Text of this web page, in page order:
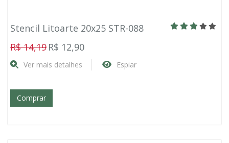
Stencil Litoarte 20x25 STR-088
R$ 14,19 R$ 12,90
Ver mais detalhes Espiar
Comprar